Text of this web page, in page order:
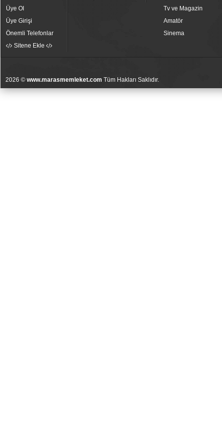
Üye Ol
Üye Girişi
Önemli Telefonlar
Sitene Ekle
Tv ve Magazin
Amatör
Sinema
2026 © www.marasmemleket.com Tüm Hakları Saklıdır.